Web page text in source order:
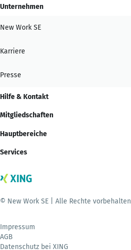
Unternehmen
New Work SE
Karriere
Presse
Hilfe & Kontakt
Mitgliedschaften
Hauptbereiche
Services
© New Work SE | Alle Rechte vorbehalten
Impressum
AGB
Datenschutz bei XING